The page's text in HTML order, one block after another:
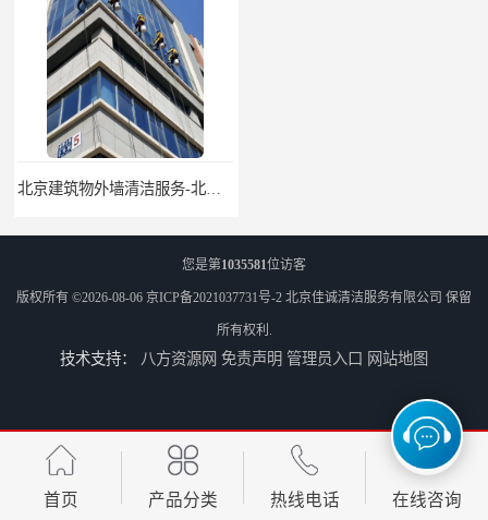
北京建筑物外墙清洁服务-北京高空保洁服务公司-北京物业管理服务公司
北京高空作业保洁服务-北京物业管理公司-北京家政服务公司
您是第1035581位访客
版权所有 ©2026-08-06 京ICP备2021037731号-2 北京佳诚清洁服务有限公司 保留
所有权利.
技术支持： 八方资源网 免责声明 管理员入口 网站地图
首页 产品分类 热线电话 在线咨询